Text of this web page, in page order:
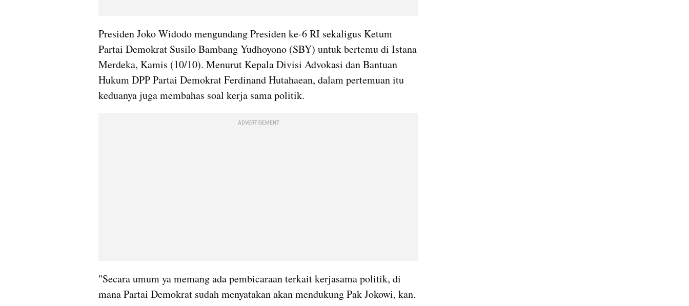
Presiden Joko Widodo mengundang Presiden ke-6 RI sekaligus Ketum
Partai Demokrat Susilo Bambang Yudhoyono (SBY) untuk bertemu di Istana
Merdeka, Kamis (10/10). Menurut Kepala Divisi Advokasi dan Bantuan
Hukum DPP Partai Demokrat Ferdinand Hutahaean, dalam pertemuan itu
keduanya juga membahas soal kerja sama politik.
ADVERTISEMENT
"Secara umum ya memang ada pembicaraan terkait kerjasama politik, di
mana Partai Demokrat sudah menyatakan akan mendukung Pak Jokowi, kan.